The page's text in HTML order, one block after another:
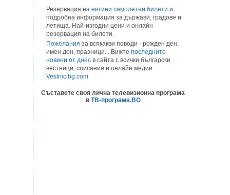
Резервация на евтини самолетни билети и
подробна информация за държави, градове и
летища. Най-изгодни цени и онлайн
резервация на билети.
Пожелания за всякакви поводи - рожден ден,
имен ден, празници... Вижте последните
новини от днес в сайта с всички български
вестници, списания и онлайн медии:
Vestnicibg.com.
Съставете своя лична телевизионна програма
в ТВ-програма.BG